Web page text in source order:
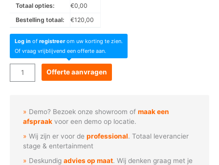
Totaal opties:
€0,00
Bestelling totaal:
€120,00
Log in of registreerom uw korting te zien.
Of vraag vrijblijvend een offerte aan.
Goboservice
-
aantal
Offerte aanvragen
Demo? Bezoek onze showroom ofmaak een
afspraak voor een demo op locatie.
Wij zijn er voor deprofessional. Totaal leverancier
stage & entertainment
Deskundigadvies op maat. Wij denken graag met je